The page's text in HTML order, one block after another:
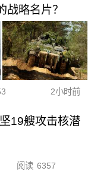
战略名片？
2小时前
19艘攻击核潜
阅读 6357